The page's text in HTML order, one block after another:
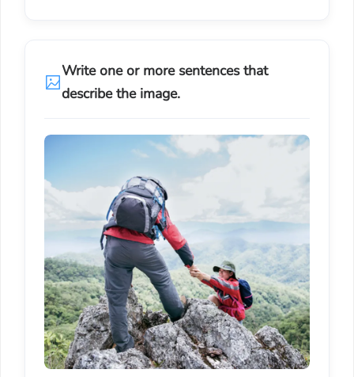
Write one or more sentences that
describe the image.